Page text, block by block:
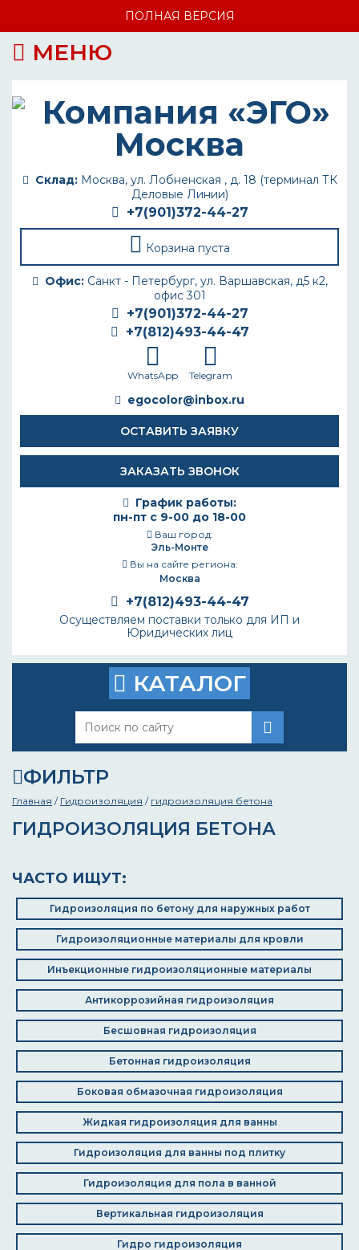
ПОЛНАЯ ВЕРСИЯ
МЕНЮ
Склад:Москва, ул. Лобненская , д. 18 (терминал ТК
Деловые Линии)
+7(901)372-44-27
Корзина пуста
Офис:Санкт - Петербург, ул. Варшавская, д5 к2,
офис 301
+7(901)372-44-27
+7(812)493-44-47
WhatsApp Telegram
egocolor@inbox.ru
ОСТАВИТЬ ЗАЯВКУ
ЗАКАЗАТЬ ЗВОНОК
График работы:
пн-пт с 9-00 до 18-00
Ваш город:
Эль-Монте
Вы на сайте региона:
Москва
+7(812)493-44-47
Осуществляем поставки только для ИП и
Юридических лиц
КАТАЛОГ
ФИЛЬТР
Главная / Гидроизоляция / гидроизоляция бетона
ГИДРОИЗОЛЯЦИЯ БЕТОНА
ЧАСТО ИЩУТ:
Гидроизоляция по бетону для наружных работ
Гидроизоляционные материалы для кровли
Инъекционные гидроизоляционные материалы
Антикоррозийная гидроизоляция
Бесшовная гидроизоляция
Бетонная гидроизоляция
Боковая обмазочная гидроизоляция
Жидкая гидроизоляция для ванны
Гидроизоляция для ванны под плитку
Гидроизоляция для пола в ванной
Вертикальная гидроизоляция
Гидро гидроизоляция